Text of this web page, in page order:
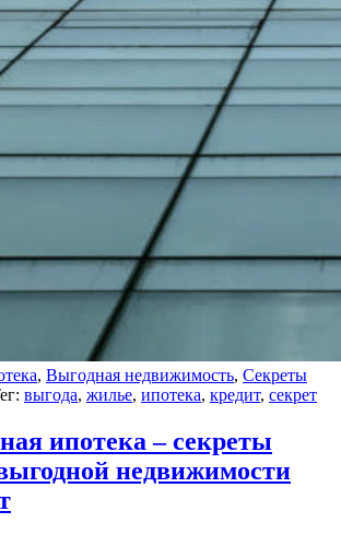
, Выгодная недвижимость, Секреты
выгода, жилье, ипотека, кредит, секрет
ипотека – секреты
недвижимости